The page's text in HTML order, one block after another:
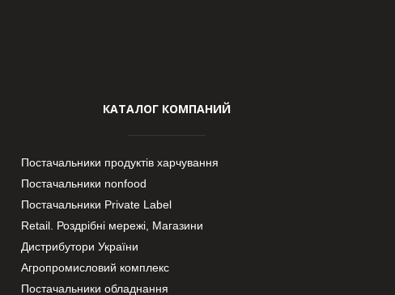
КАТАЛОГ КОМПАНИЙ
Постачальники продуктів харчування
Постачальники nonfood
Постачальники Private Label
Retail. Роздрібні мережі, Магазини
Дистрибутори України
Агропромисловий комплекс
Постачальники обладнання